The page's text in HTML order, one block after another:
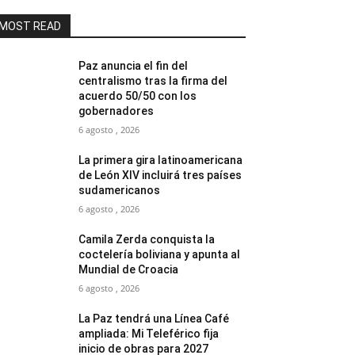
READ
Paz anuncia el fin del
centralismo tras la firma del
acuerdo 50/50 con los
gobernadores
6 agosto , 2026
La primera gira latinoamericana
de León XIV incluirá tres países
sudamericanos
6 agosto , 2026
Camila Zerda conquista la
coctelería boliviana y apunta al
Mundial de Croacia
6 agosto , 2026
La Paz tendrá una Línea Café
ampliada: Mi Teleférico fija
inicio de obras para 2027